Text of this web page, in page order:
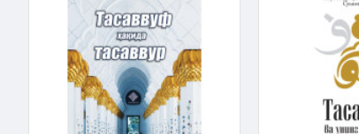
Исломнинг мақсади
Ёмонлик манбалари
Илм нуқсонлиги
Танбеҳга муҳтож бўлганлар
Нафс ва фаҳш